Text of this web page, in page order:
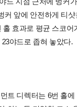
커 앞에 안전하게 티
효과로 평균 스코
야드로 좁혀 놓았다.
트 디렉터는 6번 홀